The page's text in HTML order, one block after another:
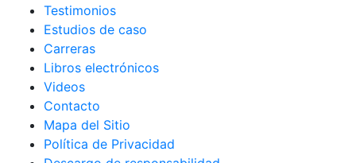
Testimonios
Estudios de caso
Carreras
Libros electrónicos
Videos
Contacto
Mapa del Sitio
Política de Privacidad